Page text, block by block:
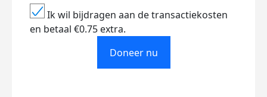
Ik wil bijdragen aan de transactiekosten
en betaal €0.75 extra.
Doneer nu